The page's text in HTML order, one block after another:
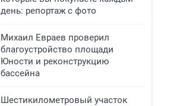
день: репортаж с фото
​Михаил Евраев проверил
благоустройство площади
Юности и реконструкцию
бассейна
​Шестикилометровый участок